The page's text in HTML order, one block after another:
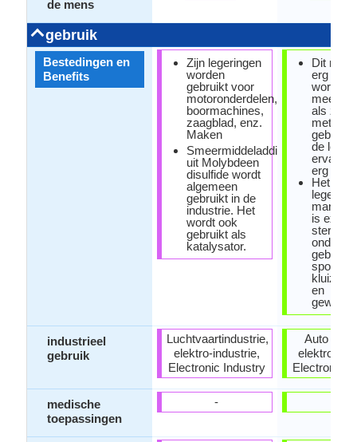
de mens
gebruik
Bestedingen en
Benefits
industrieel
gebruik
medische
toepassingen
Zijn legeringen
worden
gebruikt voor
motoronderdelen,
boormachines,
zaagblad, enz.
Maken
Smeermiddeladditief
uit Molybdeen
disulfide wordt
algemeen
gebruikt in de
industrie. Het
wordt ook
gebruikt als
katalysator.
Luchtvaartindustrie,
elektro-industrie,
Electronic Industry
-
Dit
erg
wordt
meestal
als
metaal
de
ervan
erg
Het
is
sterk en
onder
gebruikt
kluizen,
en
Auto
elektro-
Electronic